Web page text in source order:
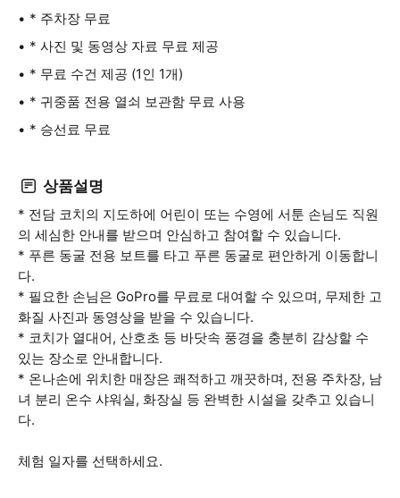
* 주차장 무료
* 사진 및 동영상 자료 무료 제공
* 무료 수건 제공 (1인 1개)
* 귀중품 전용 열쇠 보관함 무료 사용
* 승선료 무료
상품설명
* 전담 코치의 지도하에 어린이 또는 수영에 서툰 손님도 직원
의 세심한 안내를 받으며 안심하고 참여할 수 있습니다.
* 푸른 동굴 전용 보트를 타고 푸른 동굴로 편안하게 이동합니
다.
* 필요한 손님은 GoPro를 무료로 대여할 수 있으며, 무제한 고
화질 사진과 동영상을 받을 수 있습니다.
* 코치가 열대어, 산호초 등 바닷속 풍경을 충분히 감상할 수
있는 장소로 안내합니다.
* 온나손에 위치한 매장은 쾌적하고 깨끗하며, 전용 주차장, 남
녀 분리 온수 샤워실, 화장실 등 완벽한 시설을 갖추고 있습니
다.
체험 일자를 선택하세요.